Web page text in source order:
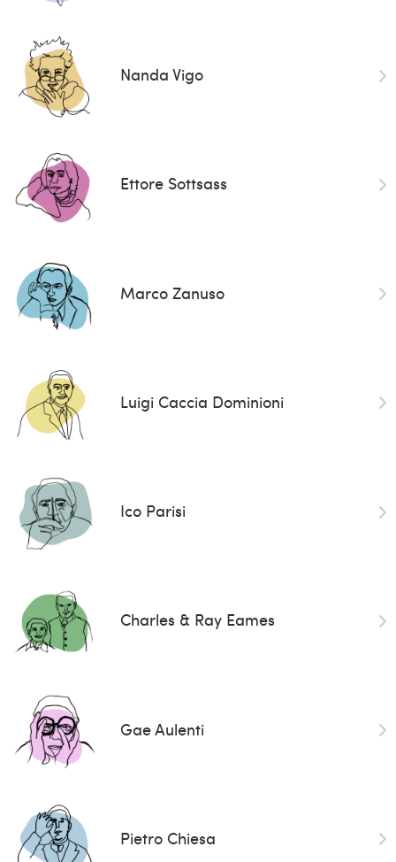
Nanda Vigo
Ettore Sottsass
Marco Zanuso
Luigi Caccia Dominioni
Ico Parisi
Charles & Ray Eames
Gae Aulenti
Pietro Chiesa